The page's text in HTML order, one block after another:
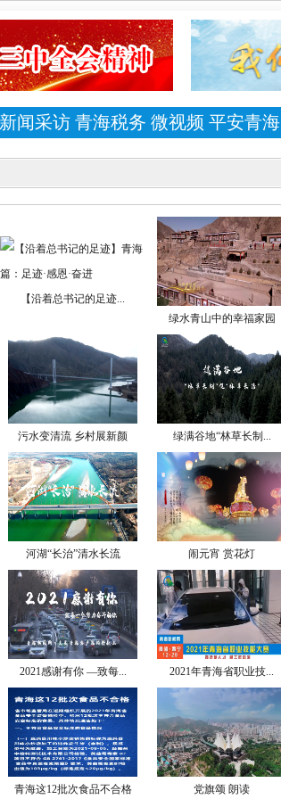
新闻采访 青海税务 微视频 平安青海
【沿着总书记的足迹...
绿水青山中的幸福家园
污水变清流 乡村展新颜 绿满谷地“林草长制...
河湖“长治”清水长流 闹元宵 赏花灯
2021感谢有你 —致每... 2021年青海省职业技...
青海这12批次食品不合格 党旗颂 朗读